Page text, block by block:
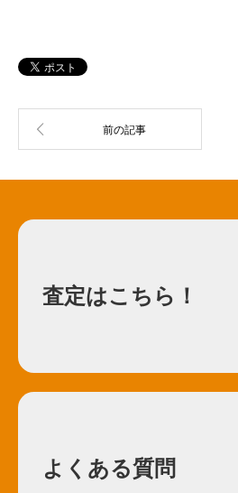
査定はこちら！
よくある質問